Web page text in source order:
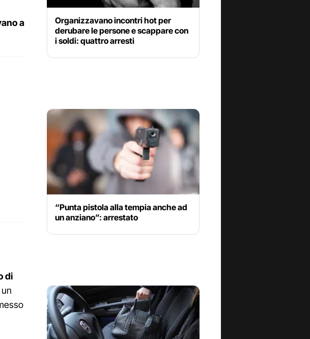
a
di
Organizzavano incontri hot per
derubare le persone e scappare con
i soldi: quattro arresti
“Punta pistola alla tempia anche ad
un anziano”: arrestato